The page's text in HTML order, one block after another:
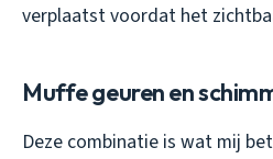
verplaatst voordat het
Muffe geuren en
Deze combinatie is wat mij